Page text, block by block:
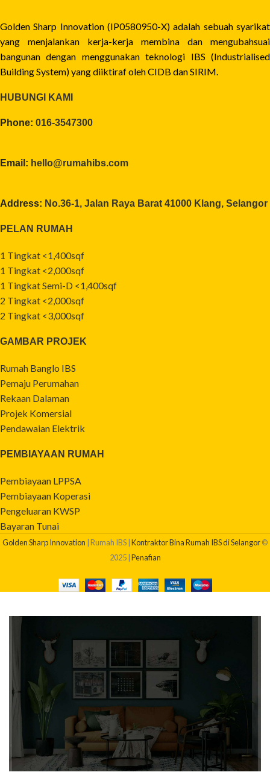
Golden Sharp Innovation (IP0580950-X) adalah sebuah syarikat
yang menjalankan kerja-kerja membina dan mengubahsuai
bangunan dengan menggunakan teknologi IBS (Industrialised
Building System) yang diiktiraf oleh CIDB dan SIRIM.
HUBUNGI KAMI
Phone: 016-3547300
Email: hello@rumahibs.com
Address: No.36-1, Jalan Raya Barat 41000 Klang, Selangor
PELAN RUMAH
1 Tingkat <1,400sqf
1 Tingkat <2,000sqf
1 Tingkat Semi-D <1,400sqf
2 Tingkat <2,000sqf
2 Tingkat <3,000sqf
GAMBAR PROJEK
Rumah Banglo IBS
Pemaju Perumahan
Rekaan Dalaman
Projek Komersial
Pendawaian Elektrik
PEMBIAYAAN RUMAH
Pembiayaan LPPSA
Pembiayaan Koperasi
Pengeluaran KWSP
Bayaran Tunai
Golden Sharp Innovation | Rumah IBS | Kontraktor Bina Rumah IBS di Selangor©
2025 | Penafian
BERAPAKAH KOS BINA RUMAH SAYA?
Dapatkan quotation pembinaan rumah anda sekarang!
Klik Di Sini